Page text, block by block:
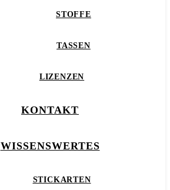
STOFFE
TASSEN
LIZENZEN
KONTAKT
WISSENSWERTES
STICKARTEN